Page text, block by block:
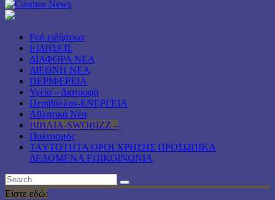
Ροή ειδήσεων
ΕΙΔΗΣΕΙΣ
ΔΙΑΦΟΡΑ ΝΕΑ
ΔΙΕΘΝΗ ΝΕΑ
ΠΕΡΙΦΕΡΕΙΑ
Υγεία – Διατροφή
Περιβάλλον-ΕΝΕΡΓΕΙΑ
Αθλητικά Νέα
ΒΙΒΛΙΑ-SWOBIZZ –
Πολιτισμός
TAYTOTHTA ΟΡΟΙ ΧΡΗΣΗΣ ΠΡΟΣΩΠΙΚΑ
ΔΕΔΟΜΕΝΑ ΕΠΙΚΟΙΝΩΝΙΑ
Είστε εδώ: